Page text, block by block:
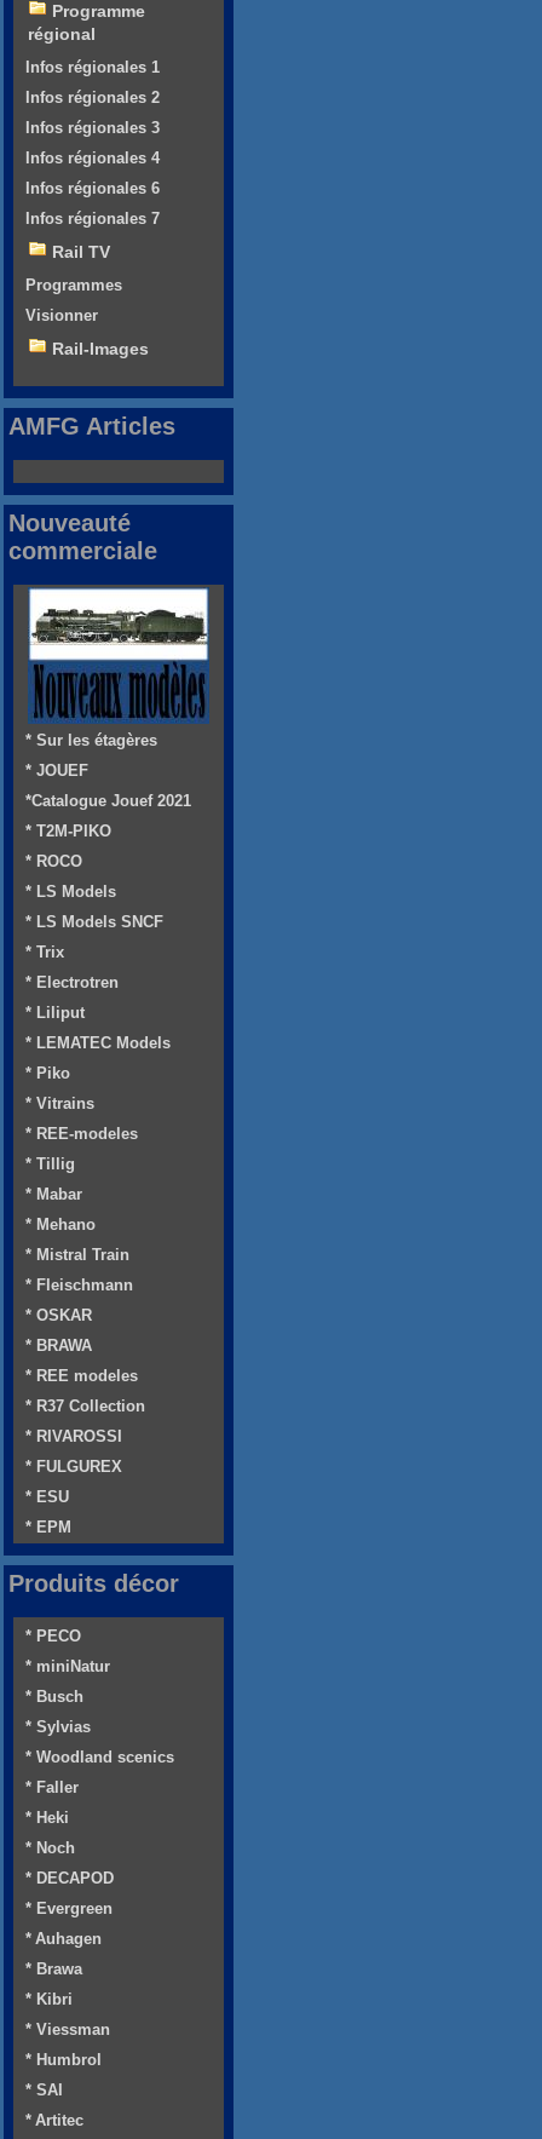
Programme
régional
Infos régionales 1
Infos régionales 2
Infos régionales 3
Infos régionales 4
Infos régionales 6
Infos régionales 7
Rail TV
Programmes
Visionner
Rail-Images
AMFG Articles
Nouveauté
commerciale
* Sur les étagères
* JOUEF
*Catalogue Jouef 2021
* T2M-PIKO
* ROCO
* LS Models
* LS Models SNCF
* Trix
* Electrotren
* Liliput
* LEMATEC Models
* Piko
* Vitrains
* REE-modeles
* Tillig
* Mabar
* Mehano
* Mistral Train
* Fleischmann
* OSKAR
* BRAWA
* REE modeles
* R37 Collection
* RIVAROSSI
* FULGUREX
* ESU
* EPM
Produits décor
* PECO
* miniNatur
* Busch
* Sylvias
* Woodland scenics
* Faller
* Heki
* Noch
* DECAPOD
* Evergreen
* Auhagen
* Brawa
* Kibri
* Viessman
* Humbrol
* SAI
* Artitec